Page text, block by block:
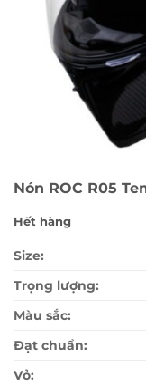
Nón ROC R05
Hết hàng
Size:
Trọng lượng:
Màu sắc:
Đạt chuẩn:
Vỏ: